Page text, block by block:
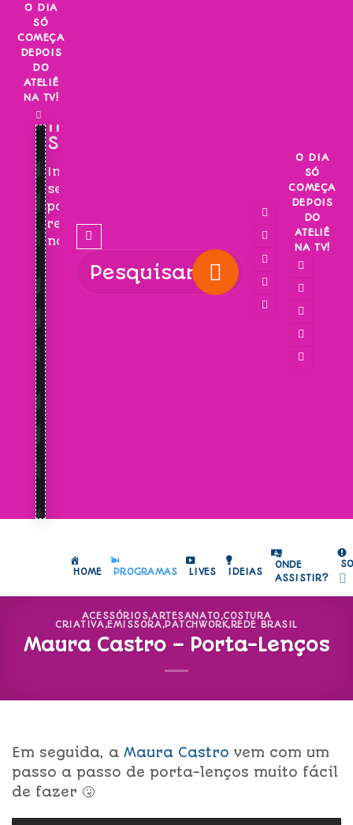
Skip
content
O DIA
SÓ
COMEÇA
DEPOIS
DO
ATELIÊ
NA TV!
INSCREVA-
SE!
Inscreva-
se
para
receber
novidades!
O DIA
SÓ
COMEÇA
DEPOIS
DO
ATELIÊ
NA TV!
HOME PROGRAMAS LIVES IDEIAS
ONDE
ASSISTIR?
ACESSÓRIOS,ARTESANATO,COSTURA
CRIATIVA,EMISSORA,PATCHWORK,REDE BRASIL
Maura Castro – Porta-Lenços
Em seguida, a Maura Castro vem com um
passo a passo de porta-lenços muito fácil
de fazer 🤧